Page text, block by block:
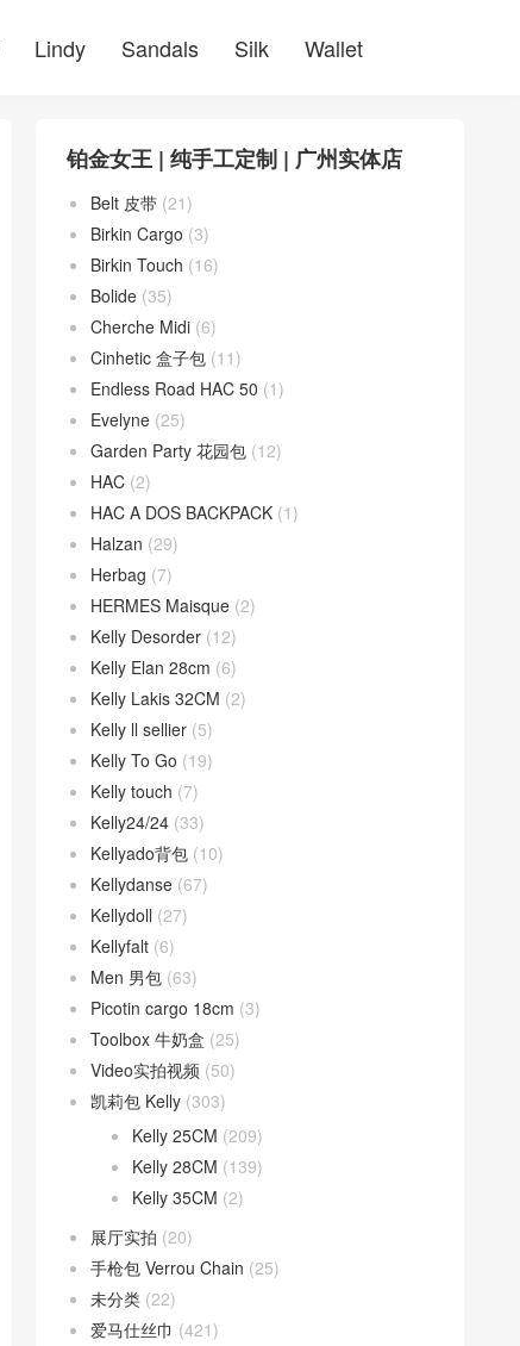
Lindy Sandals Silk Wallet
铂金女王 | 纯手工定制 | 广州实体店
Belt 皮带 (21)
Birkin Cargo (3)
Birkin Touch (16)
Bolide (35)
Cherche Midi (6)
Cinhetic 盒子包 (11)
Endless Road HAC 50 (1)
Evelyne (25)
Garden Party 花园包 (12)
HAC (2)
HAC A DOS BACKPACK (1)
Halzan (29)
Herbag (7)
HERMES Maisque (2)
Kelly Desorder (12)
Kelly Elan 28cm (6)
Kelly Lakis 32CM (2)
Kelly ll sellier (5)
Kelly To Go (19)
Kelly touch (7)
Kelly24/24 (33)
Kellyado背包 (10)
Kellydanse (67)
Kellydoll (27)
Kellyfalt (6)
Men 男包 (63)
Picotin cargo 18cm (3)
Toolbox 牛奶盒 (25)
Video实拍视频 (50)
凯莉包 Kelly (303)
Kelly 25CM (209)
Kelly 28CM (139)
Kelly 35CM (2)
展厅实拍 (20)
手枪包 Verrou Chain (25)
未分类 (22)
爱马仕丝巾 (421)